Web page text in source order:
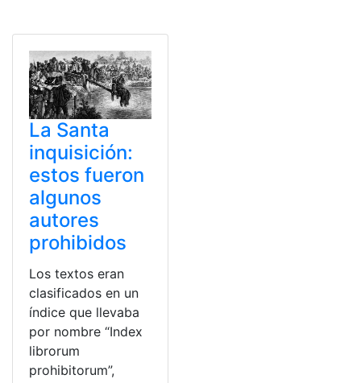
La Santa
inquisición:
estos fueron
algunos
autores
prohibidos
Los textos eran
clasificados en un
índice que llevaba
por nombre “Index
librorum
prohibitorum”,